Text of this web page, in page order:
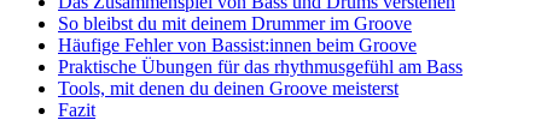
So bleibst du mit deinem Drummer im Groove
Häufige Fehler von Bassist:innen beim Groove
Praktische Übungen für das rhythmusgefühl am Bass
Tools, mit denen du deinen Groove meisterst
Fazit